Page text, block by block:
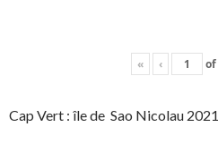
« ‹ of
Cap Vert : île de Sao Nicolau 2021